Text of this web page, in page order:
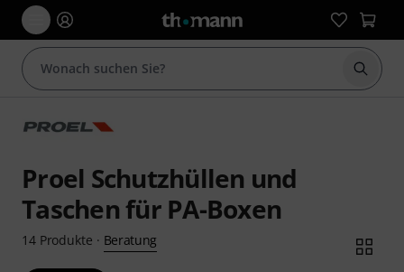
Suche
Proel Schutzhüllen und
Taschen für PA-Boxen
14 Produkte · Beratung